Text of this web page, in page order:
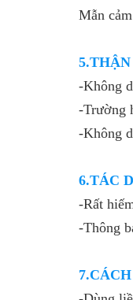
Mẫn
-Không
-Trường
-Không
6.TÁC
-Rất
-Thông